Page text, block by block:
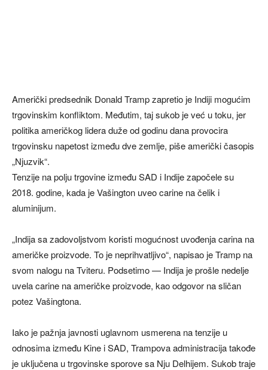
Američki predsednik Donald Tramp zapretio je Indiji mogućim
trgovinskim konfliktom. Međutim, taj sukob je već u toku, jer
politika američkog lidera duže od godinu dana provocira
trgovinsku napetost između dve zemlje, piše američki časopis
„Njuzvik“.
Tenzije na polju trgovine između SAD i Indije započele su
2018. godine, kada je Vašington uveo carine na čelik i
aluminijum.
„Indija sa zadovoljstvom koristi mogućnost uvođenja carina na
američke proizvode. To je neprihvatljivo“, napisao je Tramp na
svom nalogu na Tviteru. Podsetimo — Indija je prošle nedelje
uvela carine na američke proizvode, kao odgovor na sličan
potez Vašingtona.
Iako je pažnja javnosti uglavnom usmerena na tenzije u
odnosima između Kine i SAD, Trampova administracija takođe
je uključena u trgovinske sporove sa Nju Delhijem. Sukob traje